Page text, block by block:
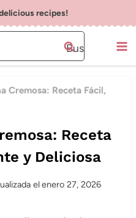
recipes!
Cremosa: Receta Fácil,
Receta
y Deliciosa
elenero 27, 2026